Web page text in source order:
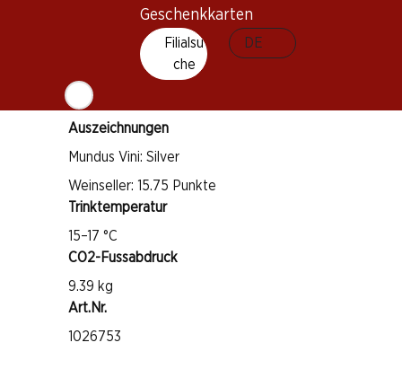
Geschenkkarten
Filialsu
che
DE
1–4 Jahre
Auszeichnungen
Mundus Vini: Silver
Weinseller: 15.75 Punkte
Trinktemperatur
15–17 °C
CO2-Fussabdruck
9.39 kg
Art.Nr.
1026753